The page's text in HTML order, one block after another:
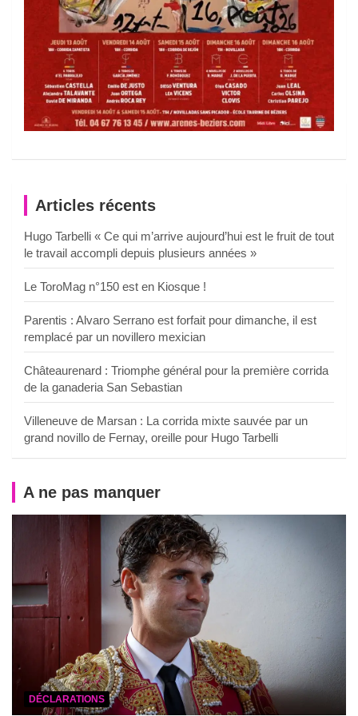
Articles récents
Hugo Tarbelli « Ce qui m’arrive aujourd’hui est le fruit de tout
le travail accompli depuis plusieurs années »
Le ToroMag n°150 est en Kiosque !
Parentis : Alvaro Serrano est forfait pour dimanche, il est
remplacé par un novillero mexician
Châteaurenard : Triomphe général pour la première corrida
de la ganaderia San Sebastian
Villeneuve de Marsan : La corrida mixte sauvée par un
grand novillo de Fernay, oreille pour Hugo Tarbelli
A ne pas manquer
DÉCLARATIONS